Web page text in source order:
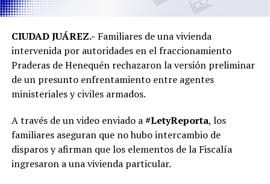
CIUDAD JUÁREZ.- Familiares de una vivienda
intervenida por autoridades en el fraccionamiento
Praderas de Henequén rechazaron la versión preliminar
de un presunto enfrentamiento entre agentes
ministeriales y civiles armados.
A través de un video enviado a#LetyReporta, los
familiares aseguran que no hubo intercambio de
disparos y afirman que los elementos de la Fiscalía
ingresaron a una vivienda particular.